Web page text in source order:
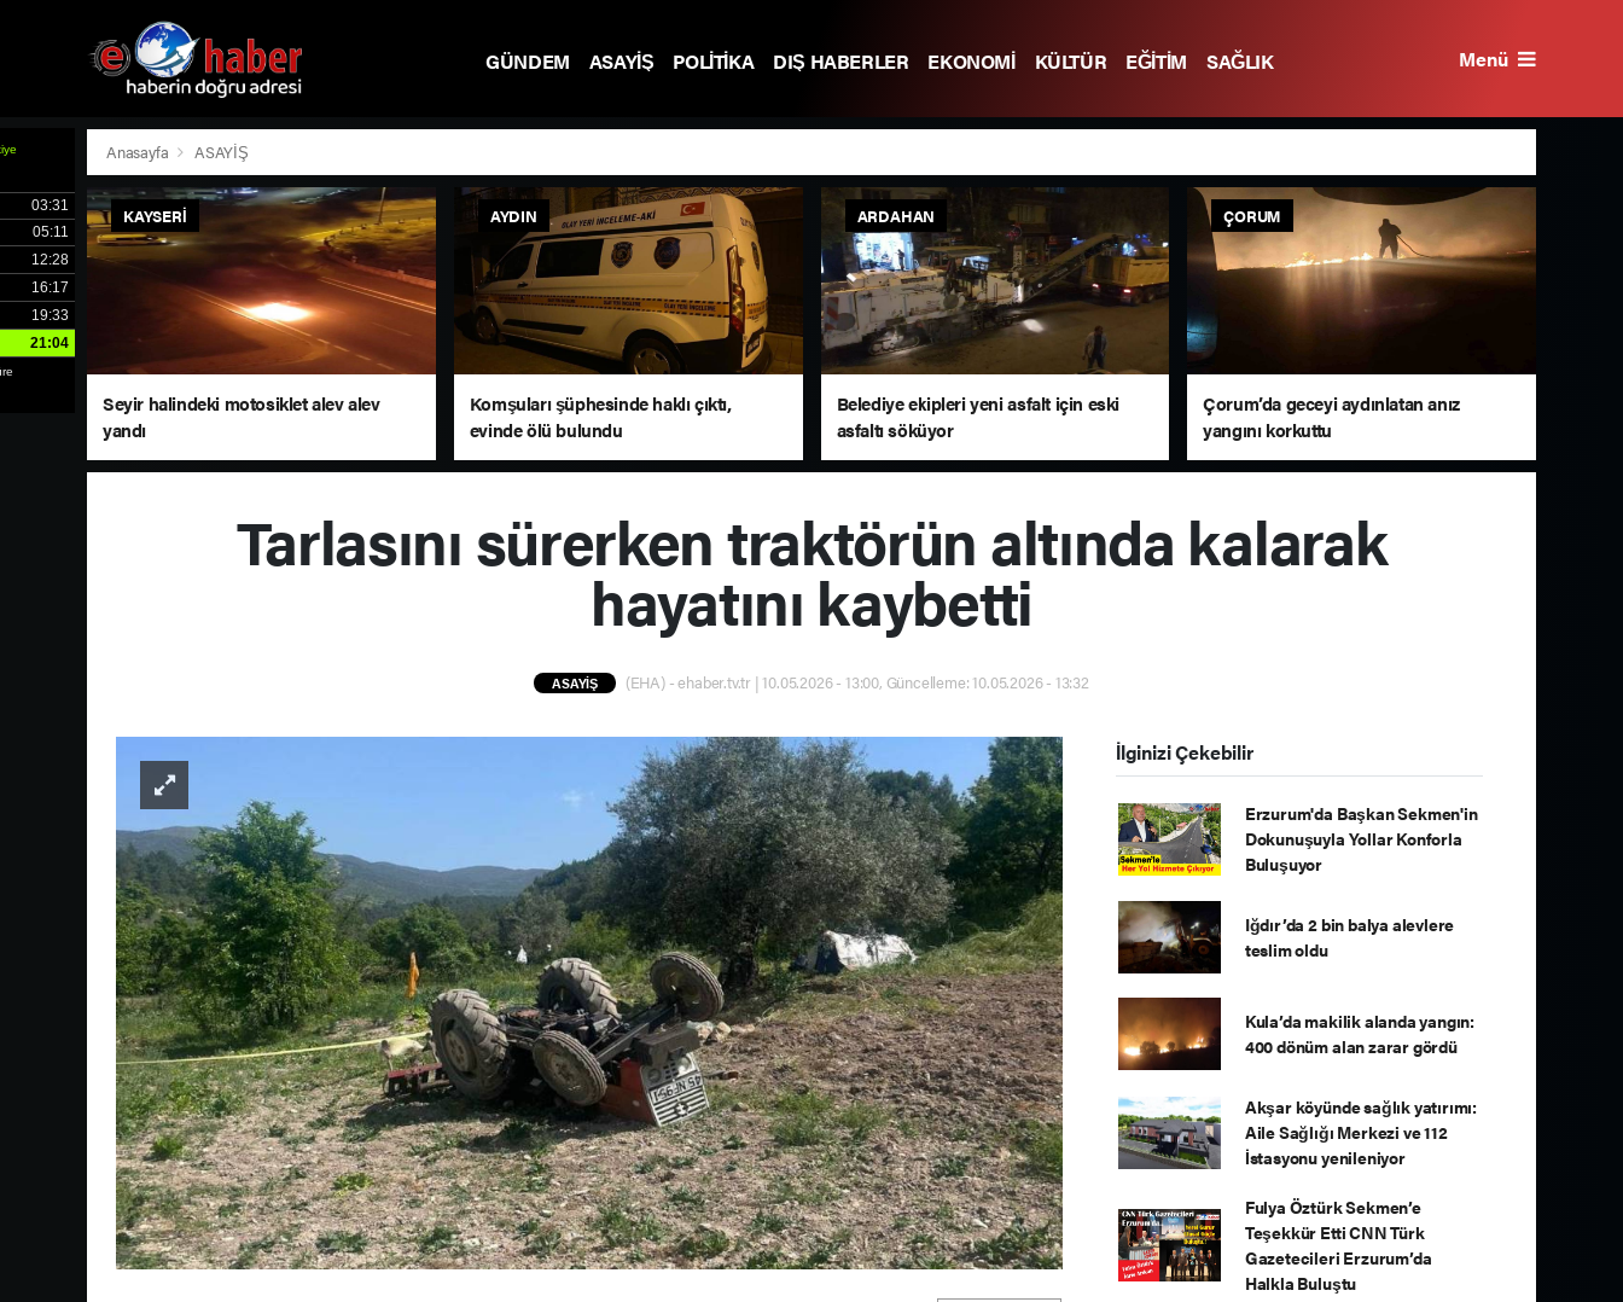
GÜNDEM ASAYİŞ POLİTİKA DIŞ HABERLER EKONOMİ KÜLTÜR EĞİTİM
SAĞLIK
Menü
Anasayfa ASAYİŞ
KAYSERI
Seyir halindeki motosiklet alev alev
yandı
AYDIN
Komşuları şüphesinde haklı çıktı,
evinde ölü bulundu
ARDAHAN
Belediye ekipleri yeni asfalt için eski
asfaltı söküyor
ÇORUM
Çorum’da geceyi aydınlatan anız
yangını korkuttu
Tarlasını sürerken traktörün altında kalarak
hayatını kaybetti
ASAYİŞ (EHA) - ehaber.tv.tr | 10.05.2026 - 13:00, Güncelleme: 10.05.2026 - 13:32
İlginizi Çekebilir
Erzurum'da Başkan Sekmen'in
Dokunuşuyla Yollar Konforla
Buluşuyor
Iğdır’da 2 bin balya alevlere
teslim oldu
Kula’da makilik alanda yangın:
400 dönüm alan zarar gördü
Akşar köyünde sağlık yatırımı:
Aile Sağlığı Merkezi ve 112
İstasyonu yenileniyor
Fulya Öztürk Sekmen’e
Teşekkür Etti CNN Türk
Gazetecileri Erzurum’da
Halkla Buluştu